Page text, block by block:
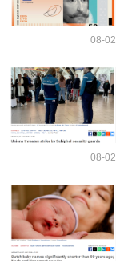
08-02
08-02